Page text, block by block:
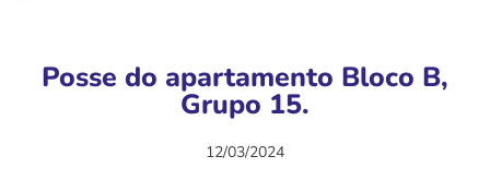
Posse do apartamento Bloco B,
Grupo 15.
12/03/2024